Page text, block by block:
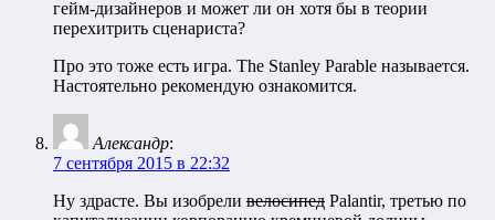
гейм-дизайнеров и может ли он хотя бы в теории
перехитрить сценариста?
Про это тоже есть игра. The Stanley Parable называется.
Настоятельно рекомендую ознакомится.
Александр:
7 сентября 2015 в 22:32
Ну здрасте. Вы изобрели велосипед Palantir, третью по